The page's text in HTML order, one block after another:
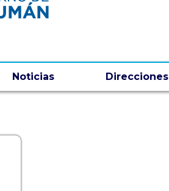
Noticias Direcciones